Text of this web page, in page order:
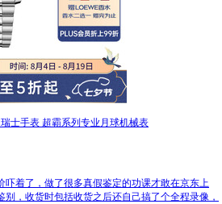
士手表 超霸系列专业月球机械表
吓着了，做了很多真假鉴定的功课才敢在京东上
，收货时包括收货之后还自己搞了个全程录像，